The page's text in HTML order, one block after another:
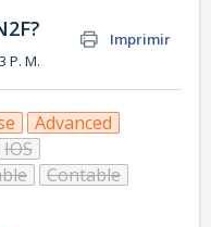
Imprimir
P. M.
Advanced
IOS
Contable